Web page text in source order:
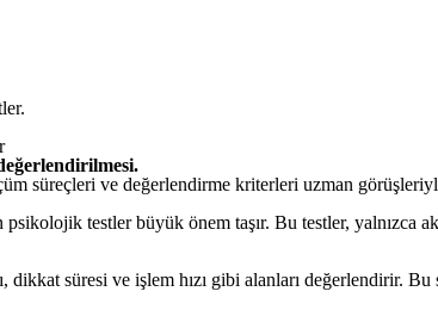
süreçleri ve değerlendirme kriterleri uzman
testler büyük önem taşır. Bu testler, yalnızca
süresi ve işlem hızı gibi alanları değerlendirir.